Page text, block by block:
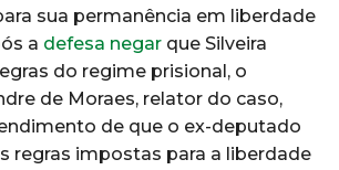
sua permanência em liberdade
a defesa negar que Silveira
do regime prisional, o
de Moraes, relator do caso,
de que o ex-deputado
regras impostas para a liberdade